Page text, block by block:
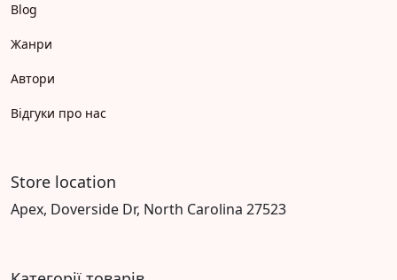
Blog
Жанри
Автори
Відгуки про нас
Store location
Apex, Doverside Dr, North Carolina 27523